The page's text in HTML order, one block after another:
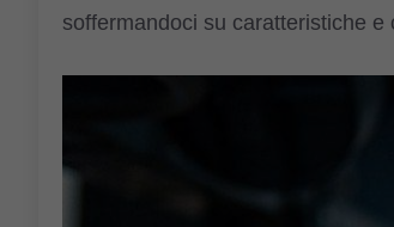
soffermandoci su caratteristiche e